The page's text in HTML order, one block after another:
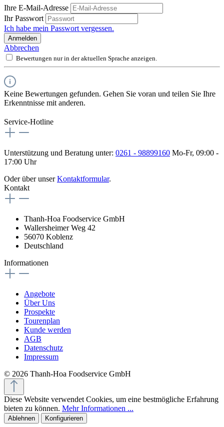
Ihre E-Mail-Adresse
Ihr Passwort
Ich habe mein Passwort vergessen.
Anmelden
Abbrechen
Bewertungen nur in der aktuellen Sprache anzeigen.
Keine Bewertungen gefunden. Gehen Sie voran und teilen Sie Ihre
Erkenntnisse mit anderen.
Service-Hotline
Unterstützung und Beratung unter: 0261 - 98899160 Mo-Fr, 09:00 -
17:00 Uhr
Oder über unserKontaktformular.
Kontakt
Thanh-Hoa Foodservice GmbH
Wallersheimer Weg 42
56070 Koblenz
Deutschland
Informationen
Angebote
Über Uns
Prospekte
Tourenplan
Kunde werden
AGB
Datenschutz
Impressum
© 2026 Thanh-Hoa Foodservice GmbH
Diese Website verwendet Cookies, um eine bestmögliche Erfahrung
bieten zu können. Mehr Informationen ...
Ablehnen Konfigurieren